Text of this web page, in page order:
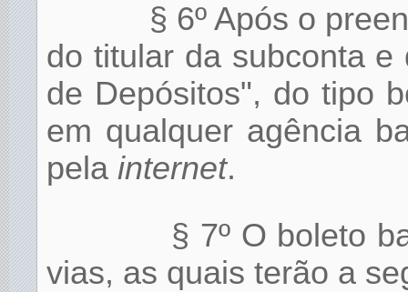
§ 6º Após o
do titular da subconta
de Depósitos", do tipo
em qualquer agência
pela internet.
§ 7º O boleto
vias, as quais terão a